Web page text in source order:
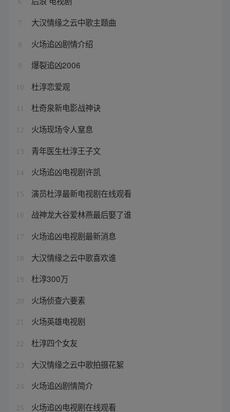
7 大汉情缘之云中歌主题曲
8 火场追凶剧情介绍
9 爆裂追凶2006
10 杜淳恋爱观
杜奇泉新电影战神诀
12 火场现场令人窒息
13 青年医生杜淳王子文
14 火场追凶电视剧许凯
15 演员杜淳最新电视剧在线观看
16 战神龙大谷爱林燕最后娶了谁
17 火场追凶电视剧最新消息
18 大汉情缘之云中歌喜欢谁
19 杜淳300万
20 火场侦查六要素
21 火场英雄电视剧
22 杜淳四个女友
23 大汉情缘之云中歌拍摄花絮
24 火场追凶剧情简介
25 火场追凶电视剧在线观看